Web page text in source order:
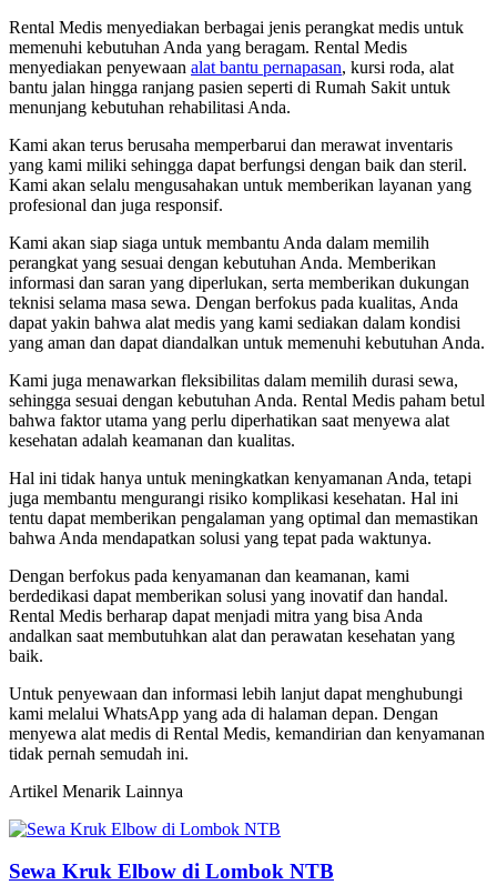
Rental Medis menyediakan berbagai jenis perangkat medis untuk
memenuhi kebutuhan Anda yang beragam. Rental Medis
menyediakan penyewaan alat bantu pernapasan, kursi roda, alat
bantu jalan hingga ranjang pasien seperti di Rumah Sakit untuk
menunjang kebutuhan rehabilitasi Anda.
Kami akan terus berusaha memperbarui dan merawat inventaris
yang kami miliki sehingga dapat berfungsi dengan baik dan steril.
Kami akan selalu mengusahakan untuk memberikan layanan yang
profesional dan juga responsif.
Kami akan siap siaga untuk membantu Anda dalam memilih
perangkat yang sesuai dengan kebutuhan Anda. Memberikan
informasi dan saran yang diperlukan, serta memberikan dukungan
teknisi selama masa sewa. Dengan berfokus pada kualitas, Anda
dapat yakin bahwa alat medis yang kami sediakan dalam kondisi
yang aman dan dapat diandalkan untuk memenuhi kebutuhan Anda.
Kami juga menawarkan fleksibilitas dalam memilih durasi sewa,
sehingga sesuai dengan kebutuhan Anda. Rental Medis paham betul
bahwa faktor utama yang perlu diperhatikan saat menyewa alat
kesehatan adalah keamanan dan kualitas.
Hal ini tidak hanya untuk meningkatkan kenyamanan Anda, tetapi
juga membantu mengurangi risiko komplikasi kesehatan. Hal ini
tentu dapat memberikan pengalaman yang optimal dan memastikan
bahwa Anda mendapatkan solusi yang tepat pada waktunya.
Dengan berfokus pada kenyamanan dan keamanan, kami
berdedikasi dapat memberikan solusi yang inovatif dan handal.
Rental Medis berharap dapat menjadi mitra yang bisa Anda
andalkan saat membutuhkan alat dan perawatan kesehatan yang
baik.
Untuk penyewaan dan informasi lebih lanjut dapat menghubungi
kami melalui WhatsApp yang ada di halaman depan. Dengan
menyewa alat medis di Rental Medis, kemandirian dan kenyamanan
tidak pernah semudah ini.
Artikel Menarik Lainnya
Sewa Kruk Elbow di Lombok NTB